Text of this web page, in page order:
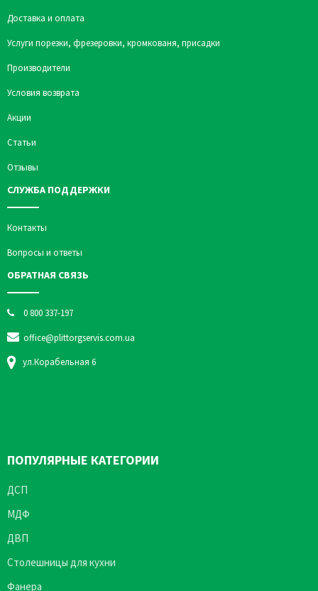
Доставка и оплата
Услуги порезки, фрезеровки, кромкованя, присадки
Производители
Условия возврата
Акции
Статьи
Отзывы
СЛУЖБА ПОДДЕРЖКИ
Контакты
Вопросы и ответы
ОБРАТНАЯ СВЯЗЬ
0 800 337-197
office@plittorgservis.com.ua
ул.Корабельная 6
ПОПУЛЯРНЫЕ КАТЕГОРИИ
ДСП
МДФ
ДВП
Столешницы для кухни
Фанера